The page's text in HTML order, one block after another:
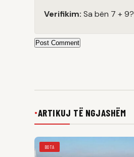
Verifikim: Sa bën 7 + 9?
Post Comment
●ARTIKUJ TË NGJASHËM
BOTA